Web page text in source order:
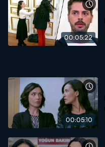
00:05:22
00:05:10